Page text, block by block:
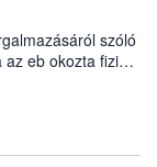
szóló
eb okozta fizikai
felmerülő
és annak